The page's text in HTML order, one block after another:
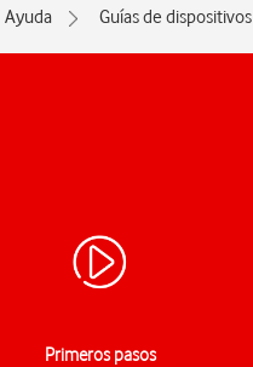
Ayuda Guías de dispositivos
Primeros pasos